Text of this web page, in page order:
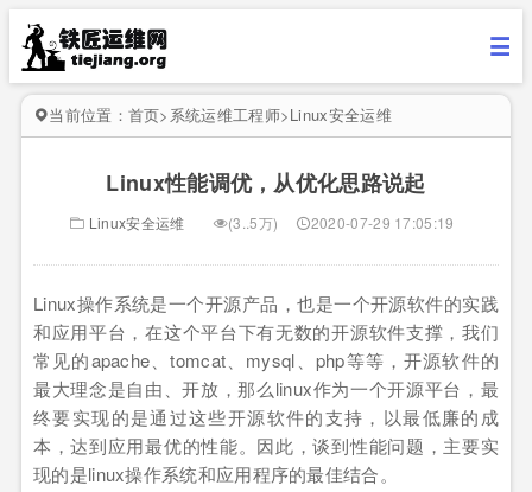
当前位置： 首页> 系统运维工程师>Linux安全运维
Linux性能调优，从优化思路说起
Linux安全运维 (3..5万) 2020-07-29 17:05:19
Linux操作系统是一个开源产品，也是一个开源软件的实践
和应用平台，在这个平台下有无数的开源软件支撑，我们
常见的apache、tomcat、mysql、php等等，开源软件的
最大理念是自由、开放，那么linux作为一个开源平台，最
终要实现的是通过这些开源软件的支持，以最低廉的成
本，达到应用最优的性能。因此，谈到性能问题，主要实
现的是linux操作系统和应用程序的最佳结合。